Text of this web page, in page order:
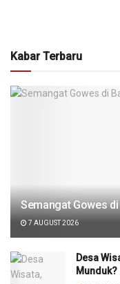
Kabar Terbaru
Semangat Gowes
7 AUGUST 2026
Desa
Munduk?